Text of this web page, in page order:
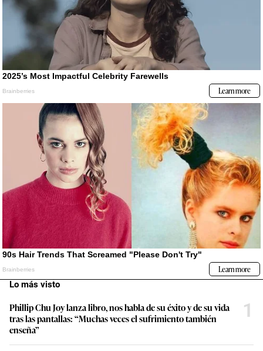
Lo más visto
Phillip Chu Joy lanza libro, nos habla de su éxito y de su vida
tras las pantallas: “Muchas veces el sufrimiento también
enseña”
1